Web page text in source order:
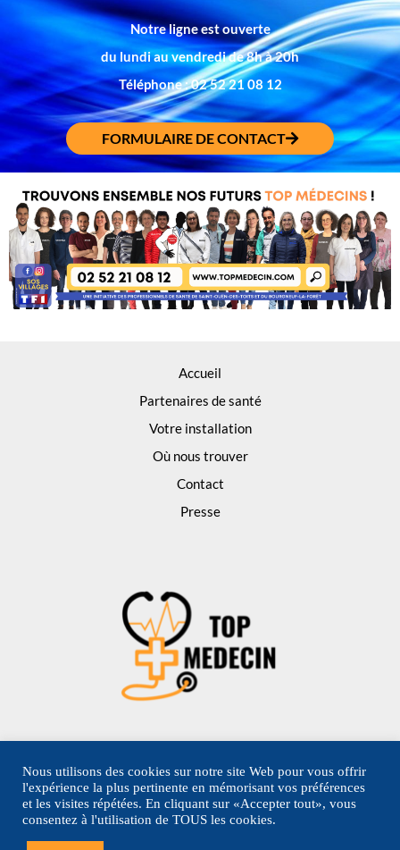
Notre ligne est ouverte
du lundi au vendredi de 8h à 20h
Téléphone : 02 52 21 08 12
FORMULAIRE DE CONTACT
Accueil
Partenaires de santé
Votre installation
Où nous trouver
Contact
Presse
Nous utilisons des cookies sur notre site Web pour vous offrir
l'expérience la plus pertinente en mémorisant vos préférences
et les visites répétées. En cliquant sur «Accepter tout», vous
consentez à l'utilisation de TOUS les cookies.